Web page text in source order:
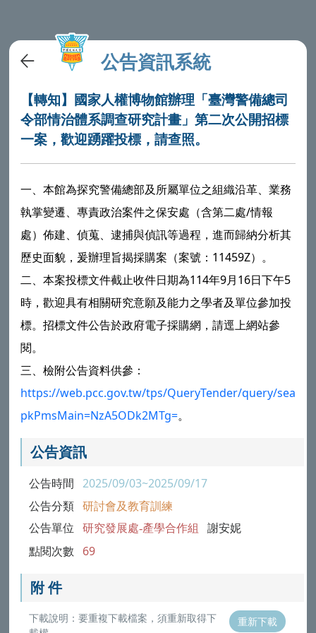
公告資訊系統
【轉知】國家人權博物館辦理「臺灣警備總司
令部情治體系調查研究計畫」第二次公開招標
一案，歡迎踴躍投標，請查照。
一、本館為探究警備總部及所屬單位之組織沿革、業務
執掌變遷、專責政治案件之保安處（含第二處/情報
處）佈建、偵蒐、逮捕與偵訊等過程，進而歸納分析其
歷史面貌，爰辦理旨揭採購案（案號：11459Z）。
二、本案投標文件截止收件日期為114年9月16日下午5
時，歡迎具有相關研究意願及能力之學者及單位參加投
標。招標文件公告於政府電子採購網，請逕上網站參
閱。
三、檢附公告資料供參：
https://web.pcc.gov.tw/tps/QueryTender/query/
pkPmsMain=NzA5ODk2MTg=。
公告資訊
公告時間 2025/09/03~2025/09/17
公告分類 研討會及教育訓練
公告單位 研究發展處-產學合作組 謝安妮
點閱次數 69
附 件
下載說明：要重複下載檔案，須重新取得下
重新下載